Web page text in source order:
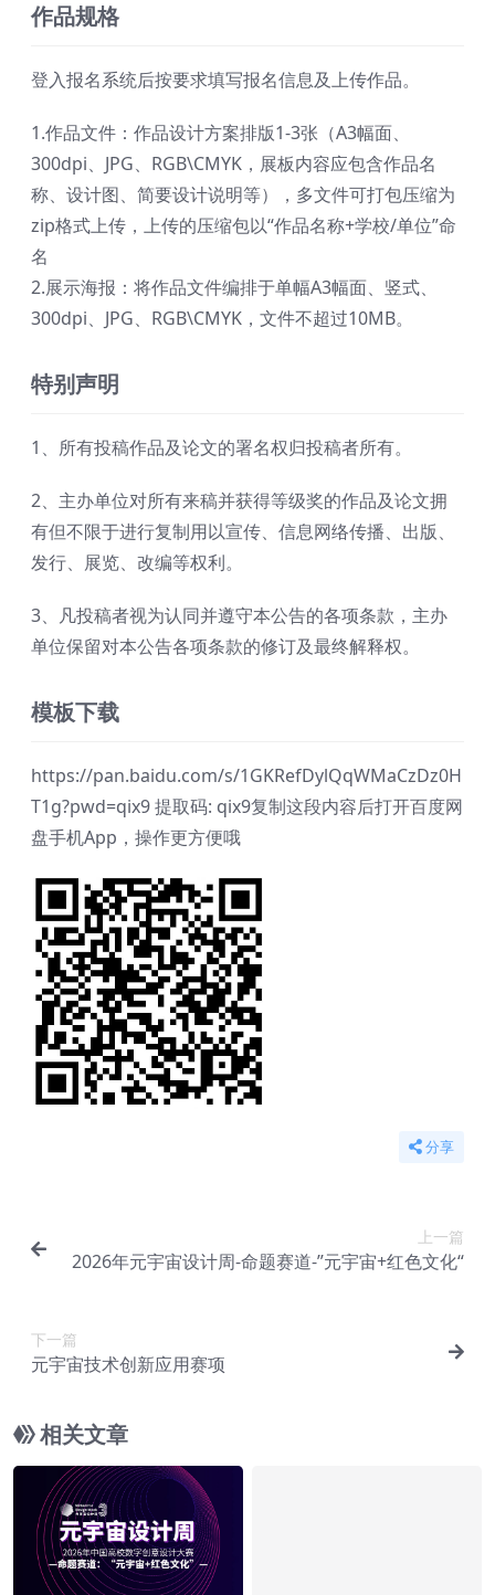
作品规格
登入报名系统后按要求填写报名信息及上传作品。
1.作品文件：作品设计方案排版1-3张（A3幅面、
300dpi、JPG、RGB\CMYK，展板内容应包含作品名
称、设计图、简要设计说明等），多文件可打包压缩为
zip格式上传，上传的压缩包以“作品名称+学校/单位”命
名
2.展示海报：将作品文件编排于单幅A3幅面、竖式、
300dpi、JPG、RGB\CMYK，文件不超过10MB。
特别声明
1、所有投稿作品及论文的署名权归投稿者所有。
2、主办单位对所有来稿并获得等级奖的作品及论文拥
有但不限于进行复制用以宣传、信息网络传播、出版、
发行、展览、改编等权利。
3、凡投稿者视为认同并遵守本公告的各项条款，主办
单位保留对本公告各项条款的修订及最终解释权。
模板下载
https://pan.baidu.com/s/1GKRefDylQqWMaCzDz0H
T1g?pwd=qix9 提取码: qix9复制这段内容后打开百度网
盘手机App，操作更方便哦
分享
上一篇
2026年元宇宙设计周-命题赛道-”元宇宙+红色文化“
下一篇
元宇宙技术创新应用赛项
相关文章